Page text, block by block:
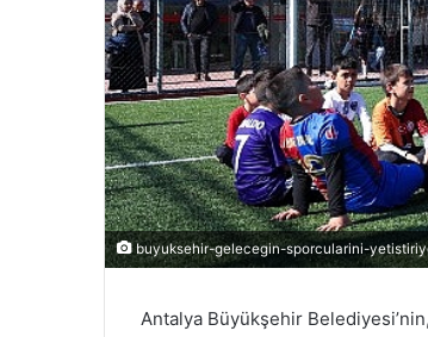
buyuksehir-gelecegin-sporcularini-
Antalya Büyükşehir